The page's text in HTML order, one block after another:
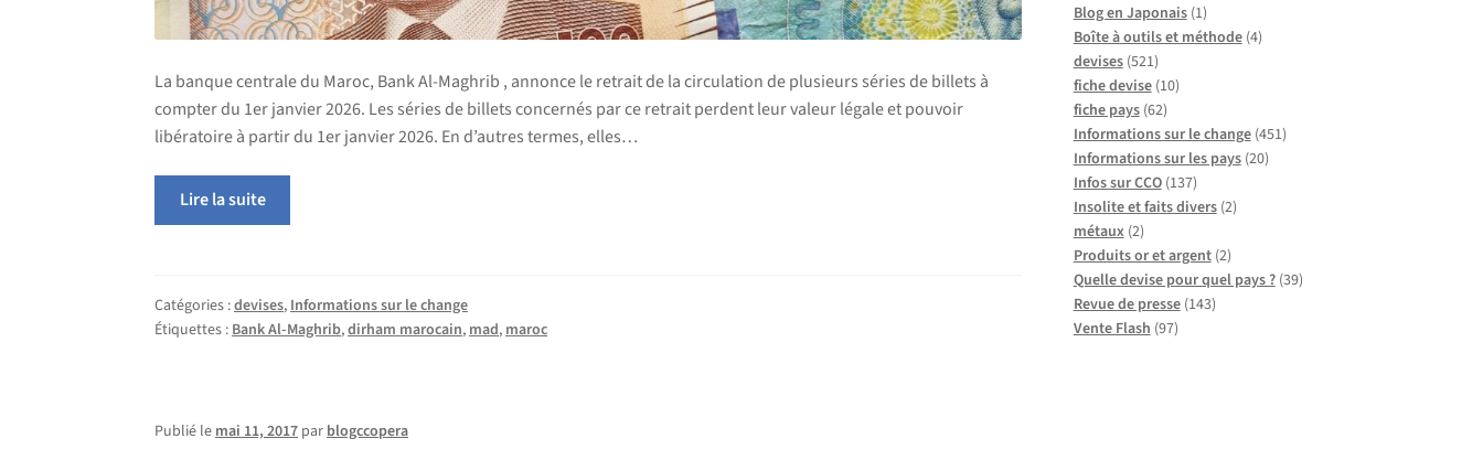
La banque centrale du Maroc, Bank Al-Maghrib , annonce le retrait de la circulation de plusieurs séries de billets à
compter du 1er janvier 2026. Les séries de billets concernés par ce retrait perdent leur valeur légale et pouvoir
libératoire à partir du 1er janvier 2026. En d’autres termes, elles…
Lire la suite
Catégories :devises,Informations sur le change
Étiquettes :Bank Al-Maghrib,dirham marocain,mad,maroc
Publié le mai 11, 2017 par blogccopera
Blog en Japonais(1)
Boîte à outils et méthode(4)
devises(521)
fiche devise(10)
fiche pays(62)
Informations sur le change(451)
Informations sur les pays(20)
Infos sur CCO(137)
Insolite et faits divers(2)
métaux(2)
Produits or et argent(2)
Quelle devise pour quel pays ?(39)
Revue de presse(143)
Vente Flash (97)